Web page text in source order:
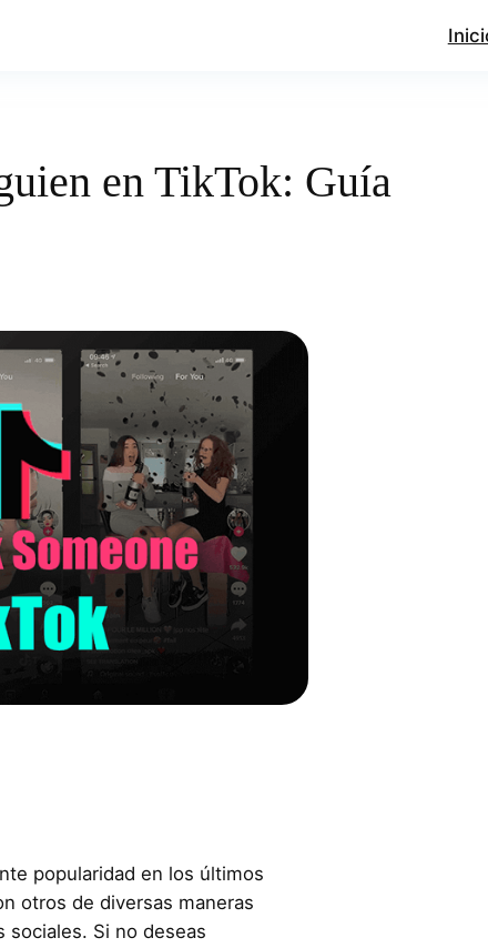
en TikTok: Guía
popularidad en los últimos
otros de diversas maneras
sociales. Si no deseas